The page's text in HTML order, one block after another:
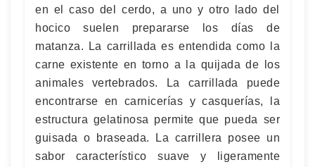
en el caso del cerdo, a uno y otro lado del
hocico suelen prepararse los días de
matanza. La carrillada es entendida como la
carne existente en torno a la quijada de los
animales vertebrados. La carrillada puede
encontrarse en carnicerías y casquerías, la
estructura gelatinosa permite que pueda ser
guisada o braseada. La carrillera posee un
sabor característico suave y ligeramente